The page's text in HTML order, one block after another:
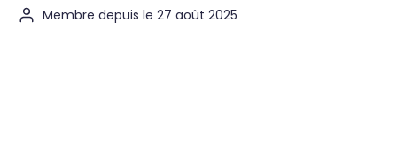
Membre depuis le 27 août 2025